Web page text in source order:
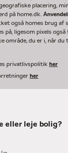
placering,
på home.dk.
også homes brug af
på, ligesom pixels
område, du er i, når
privatlivspolitik her
her
eller leje bolig?